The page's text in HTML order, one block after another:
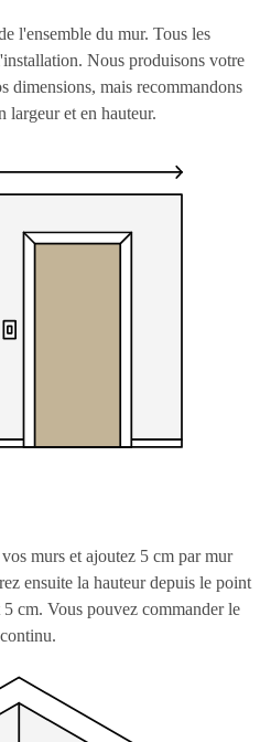
l'ensemble du mur. Tous les
Nous produisons votre
dimensions, mais recommandons
largeur et en hauteur.
murs et ajoutez 5 cm par mur
ensuite la hauteur depuis le point
cm. Vous pouvez commander le